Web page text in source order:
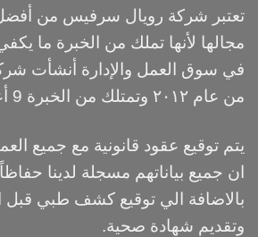
تعتبر شركة رويال سرفيس من
مجالها لأنها تملك من الخبرة ما
في سوق العمل والإدارة أنشأت
من عام ٢٠١٢ وتمتلك من الخبرة 9 أعوام.
يتم توقيع عقود قانونية مع جميع
ان جميع بياناتهم مسجلة لدينا
بالاضافة الي توقيع كشف طبي قبل
وتقديم شهادة صحية.